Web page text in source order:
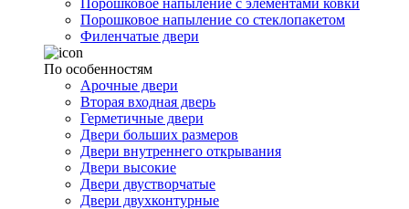
Порошковое напыление с элементами ковки
Порошковое напыление со стеклопакетом
Филенчатые двери
По особенностям
Арочные двери
Вторая входная дверь
Герметичные двери
Двери больших размеров
Двери внутреннего открывания
Двери высокие
Двери двустворчатые
Двери двухконтурные